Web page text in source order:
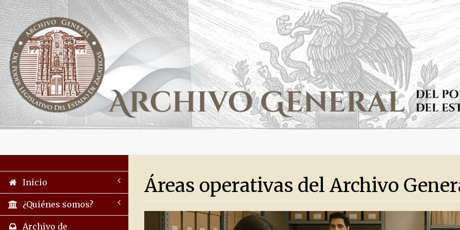
Inicio
¿Quiénes somos?
Archivo de
Áreas operativas del Archivo